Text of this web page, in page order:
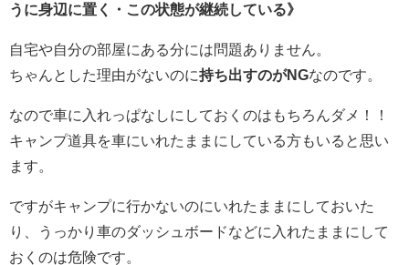
うに身辺に置く・この状態が継続している》
自宅や自分の部屋にある分には問題ありません。
ちゃんとした理由がないのに持ち出すのがNGなのです。
なので車に入れっぱなしにしておくのはもちろんダメ！！
キャンプ道具を車にいれたままにしている方もいると思い
ます。
ですがキャンプに行かないのにいれたままにしておいた
り、うっかり車のダッシュボードなどに入れたままにして
おくのは危険です。